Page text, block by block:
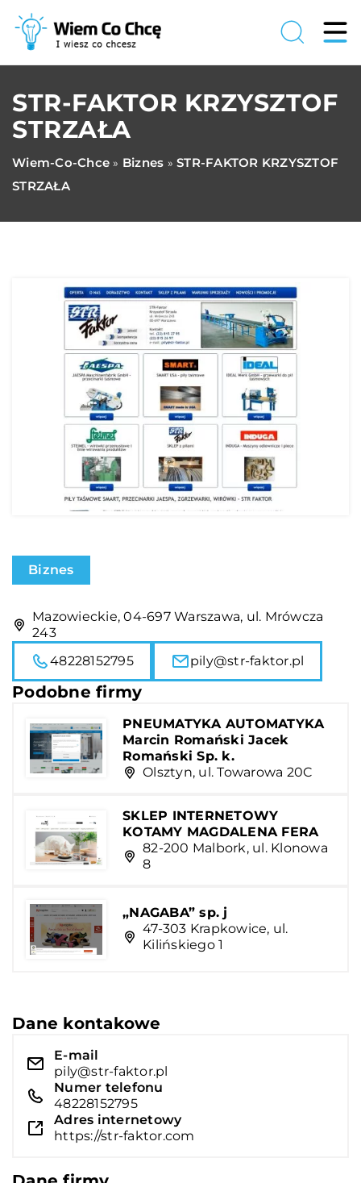
STR-FAKTOR KRZYSZTOF
STRZAŁA
Wiem-Co-Chce » Biznes » STR-FAKTOR KRZYSZTOF
STRZAŁA
Biznes
Mazowieckie, 04-697 Warszawa, ul. Mrówcza
243
48228152795
pily@str-faktor.pl
Podobne firmy
PNEUMATYKA AUTOMATYKA
Marcin Romański Jacek
Romański Sp. k.
Olsztyn, ul. Towarowa 20C
SKLEP INTERNETOWY
KOTAMY MAGDALENA FERA
82-200 Malbork, ul. Klonowa
8
„NAGABA” sp. j
47-303 Krapkowice, ul.
Kilińskiego 1
Dane kontakowe
E-mail
pily@str-faktor.pl
Numer telefonu
48228152795
Adres internetowy
https://str-faktor.com